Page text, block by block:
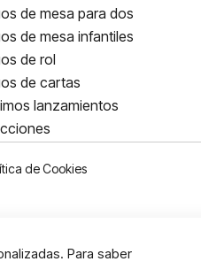
de mesa para dos
de mesa infantiles
de rol
de cartas
lanzamientos
de Cookies
Para saber